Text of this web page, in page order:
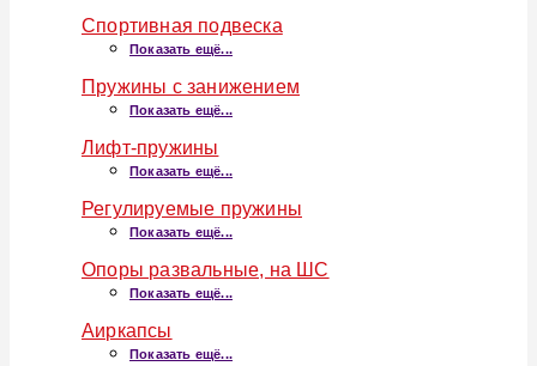
Спортивная подвеска
Показать ещё...
Пружины с занижением
Показать ещё...
Лифт-пружины
Показать ещё...
Регулируемые пружины
Показать ещё...
Опоры развальные, на ШС
Показать ещё...
Аиркапсы
Показать ещё...